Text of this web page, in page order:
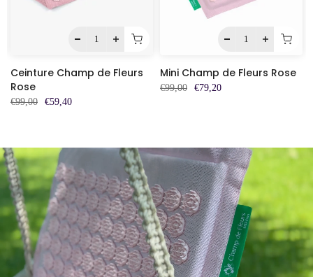
Ceinture Champ de Fleurs
Rose
€99,00 €59,40
Mini Champ de Fleurs Rose
€99,00 €79,20